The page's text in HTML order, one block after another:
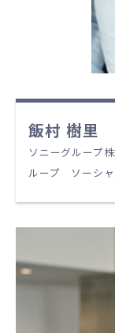
飯村 樹里
ソニーグループ
ループ ソーシャ